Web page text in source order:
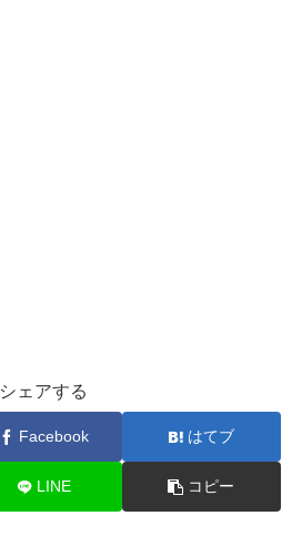
シェアする
Facebook はてブ
LINE コピー